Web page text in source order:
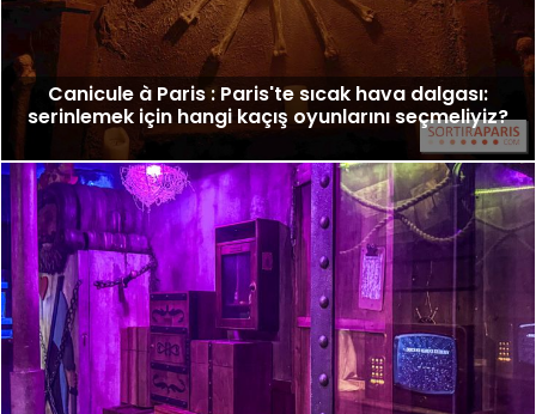
Canicule à Paris : Paris'te sıcak hava dalgası:
serinlemek için hangi kaçış oyunlarını seçmeliyiz?